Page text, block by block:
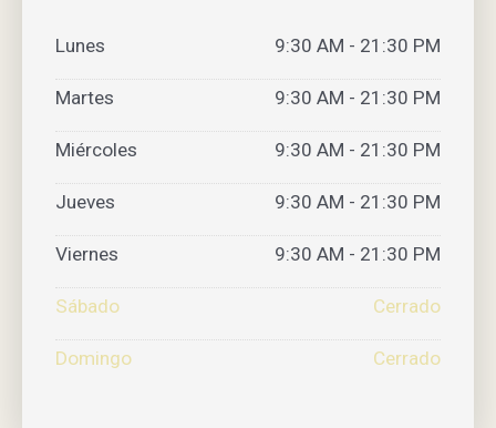
Lunes 9:30 AM - 21:30 PM
Martes 9:30 AM - 21:30 PM
Miércoles 9:30 AM - 21:30 PM
Jueves 9:30 AM - 21:30 PM
Viernes 9:30 AM - 21:30 PM
Sábado Cerrado
Domingo Cerrado